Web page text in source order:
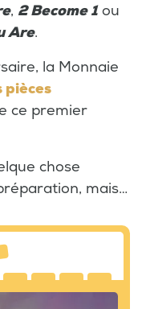
, 2 Become 1ou
Are.
la Monnaie
pièces
ce premier
chose
mais…